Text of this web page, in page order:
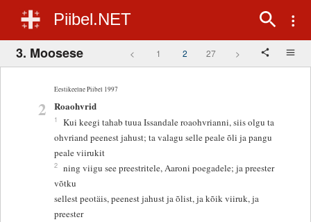
Piibel.NET
3. Moosese < 1 2 27 >
Eestikeelne Piibel 1997
2 Roaohvrid
1
Kui keegi tahab tuua Issandale roaohvrianni, siis olgu ta
ohvriand peenest jahust; ta valagu selle peale õli ja pangu
peale viirukit
2 ning viigu see preestritele, Aaroni poegadele; ja preester
võtku
sellest peotäis, peenest jahust ja õlist, ja kõik viiruk, ja
preester